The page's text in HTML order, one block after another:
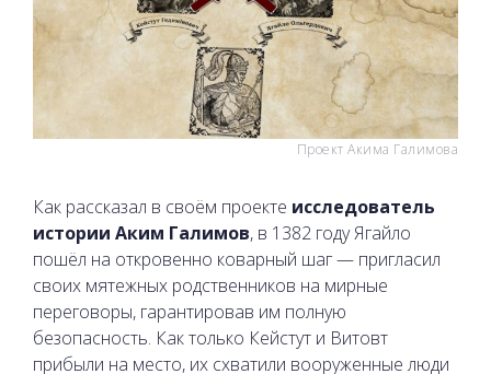
Проект Акима Галимова
Как рассказал в своём проекте исследователь
истории Аким Галимов, в 1382 году Ягайло
пошёл на откровенно коварный шаг — пригласил
своих мятежных родственников на мирные
переговоры, гарантировав им полную
безопасность. Как только Кейстут и Витовт
прибыли на место, их схватили вооруженные люди